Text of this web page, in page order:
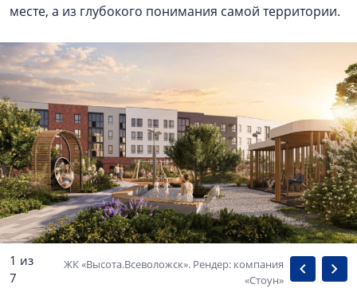
месте, а из глубокого понимания самой территории.
1 из
7
ЖК «Высота.Всеволожск». Рендер: компания
«Стоун»